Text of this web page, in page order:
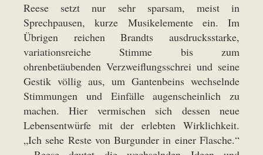
Reese setzt nur sehr sparsam, meist in
Sprechpausen, kurze Musikelemente ein. Im
Übrigen reichen Brandts ausdrucksstarke,
variationsreiche Stimme bis zum
ohrenbetäubenden Verzweiflungsschrei und seine
Gestik völlig aus, um Gantenbeins wechselnde
Stimmungen und Einfälle augenscheinlich zu
machen. Hier vermischen sich dessen neue
Lebensentwürfe mit der erlebten Wirklichkeit.
„Ich sehe Reste von Burgunder in einer Flasche.“